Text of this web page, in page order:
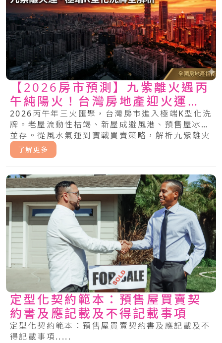
【2026房市預測】九紫離火遇丙
午純陽火！台灣房地產迎火運洗
牌，中古屋、預售屋買賣求生指
南
2026丙午年三火匯聚，台灣房市進入極端K型化洗
牌。老屋流動性枯竭、新屋成避風港、預售屋冰火
並存。從風水氣運到實戰買賣策略，解析九紫離火
運下，哪些房產將噴發，哪些將成焦土。.....
了解更多
定型化契約範本：預售屋買賣契
約書及應記載及不得記載事項
定型化契約範本：預售屋買賣契約書及應記載及不
得記載事項.....